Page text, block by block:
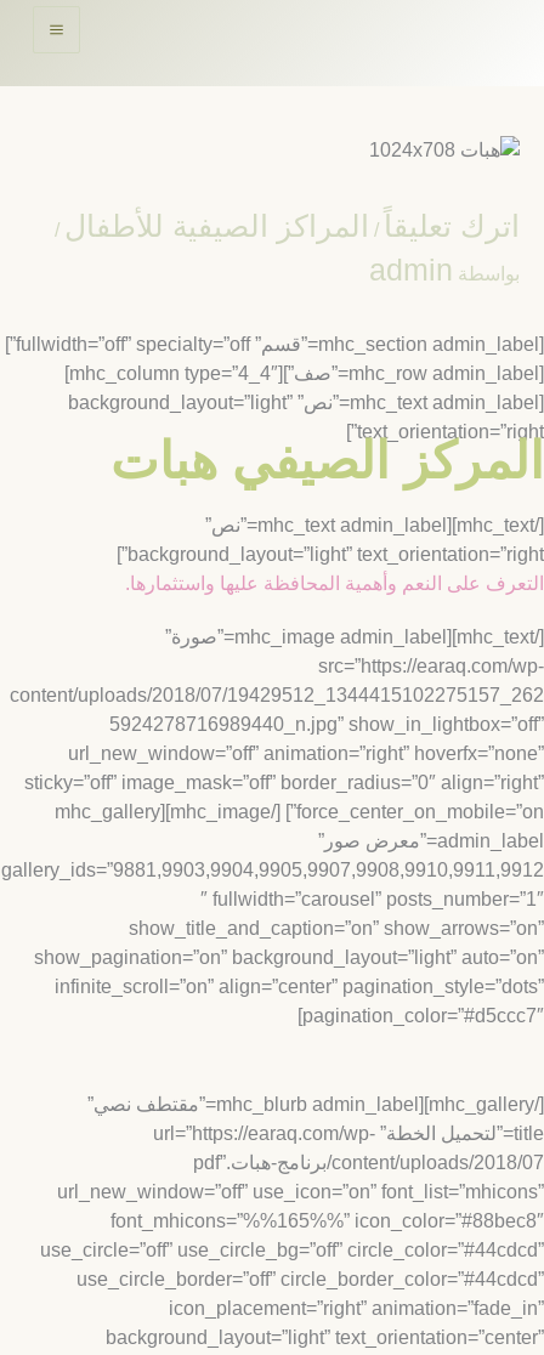
تعليقاً /المراكز الصيفية للأطفال/
admin
[mhc_section admin_label=”قسم” fullwidth=”off” specialty=”off”]
[mhc_row admin_label=”صف”][mhc_column type=”4_4″]
[mhc_text admin_label=”نص” background_layout=”light”
الصيفي هبات
[/mhc_text][mhc_text admin_label=”نص”
background_layout=”light”
على النعم وأهمية المحافظة عليها واستثمارها.
[/mhc_text][mhc_image admin_label=”صورة”
src=”https://
content/uploads/2018/07/
5924278716989440_n.jpg”
url_new_window=”off” animation=”right”
sticky=”off” image_mask=”off” border_radius=”0″
force_center_on_mobile=”on”] [/mhc_image][mhc_gallery
admin_label=”معرض صور”
″ fullwidth=”carousel”
show_title_and_caption=”on”
show_pagination=”on” background_layout=”light”
infinite_scroll=”on” align=”center”
[/mhc_gallery][mhc_blurb admin_label=”مقتطف نصي”
title=”لتحميل الخطة” url=”https://earaq.com/wp-
content/uploads/2018/07/برنامج-هبات.pdf”
url_new_window=”off” use_icon=”on”
font_mhicons=”%%165%%”
use_circle=”off” use_circle_bg=”off”
use_circle_border=”off”
icon_placement=”right”
background_layout=”light”